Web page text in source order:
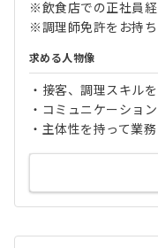
※飲食店での正社員
※調理師免許をお持
求める人物像
・接客、調理スキル
・コミュニケーショ
・主体性を持って業